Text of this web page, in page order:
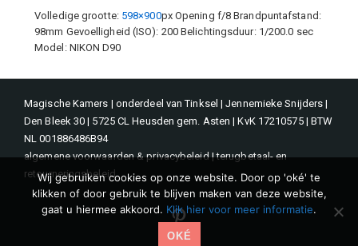
Volledige grootte: 598×900px Opening f/8 Brandpuntafstand:
98mm Gevoelligheid (ISO): 200 Belichtingsduur: 1/200.0 sec
Model: NIKON D90
Magische Kamers | onderdeel van Tinksel | Jennemieke Snijders |
Den Bleek 30 | 5725 CL Heusden gem. Asten | KvK 17210575 | BTW
NL 001886486B94
algemene voorwaarden & privacybeleid|terugbetaal- en
retourneringsbeleid
Pinterest
Wij gebruiken cookies op onze website. Door op 'oké' te
klikken of door gebruik te blijven maken van deze website,
gaat u hiermee akkoord. Klik hier voor meer informatie.
OKÉ